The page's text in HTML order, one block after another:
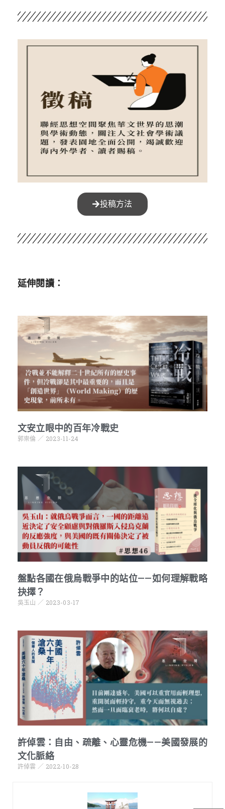
投稿方法
延伸閱讀：
文安立眼中的百年冷戰史
郭崇倫 2023-11-24
盤點各國在俄烏戰爭中的站位——如何理解戰略
抉擇？
吳玉山 2023-03-17
許倬雲：自由、疏離、心靈危機——美國發展的
文化脈絡
許倬雲 2022-10-28